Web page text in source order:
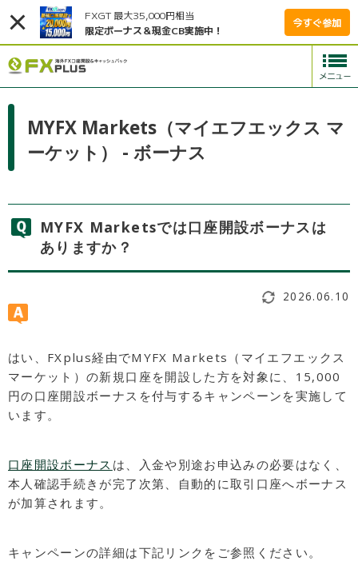
FXGT 最大35,000円相当
限定ボーナス＆現金CB実施中！
今すぐ参加
MYFX Markets（マイエフエックス マ
ーケット） - ボーナス
MYFX Marketsでは口座開設ボーナスは
ありますか？
2026.06.10
はい、FXplus経由でMYFX Markets（マイエフエックス
マーケット）の新規口座を開設した方を対象に、15,000
円の口座開設ボーナスを付与するキャンペーンを実施して
います。
口座開設ボーナス は、入金や別途お申込みの必要はなく、
本人確認手続きが完了次第、自動的に取引口座へボーナス
が加算されます。
キャンペーンの詳細は下記リンクをご参照ください。